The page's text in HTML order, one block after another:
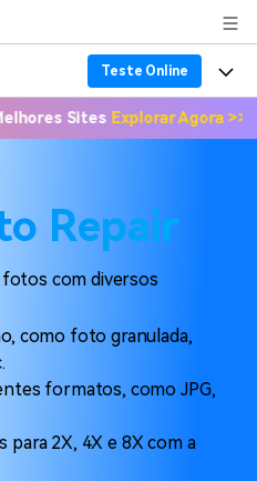
Teste Online
Armazenamento
Explorar Agora >> 📣 Onde
Repair
com diversos
como foto granulada,
formatos, como JPG,
para 2X, 4X e 8X com a